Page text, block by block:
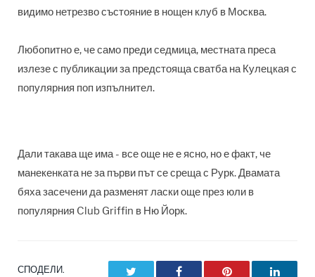
видимо нетрезво състояние в нощен клуб в Москва.
Любопитно е, че само преди седмица, местната преса
излезе с публикации за предстояща сватба на Кулецкая с
популярния поп изпълнител.
Дали такава ще има - все още не е ясно, но е факт, че
манекенката не за първи път се среща с Рурк. Двамата
бяха засечени да разменят ласки още през юли в
популярния Club Griffin в Ню Йорк.
СПОДЕЛИ. Facebook Pinterest